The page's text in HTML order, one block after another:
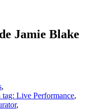
Jamie Blake
,
Live Performance,
,